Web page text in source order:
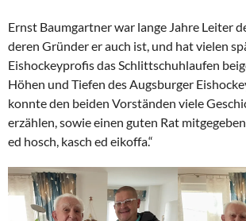
Ernst Baumgartner war lange Jahre Leiter
deren Gründer er auch ist, und hat vielen
Eishockeyprofis das Schlittschuhlaufen
Höhen und Tiefen des Augsburger
konnte den beiden Vorständen viele
erzählen, sowie einen guten Rat
ed hosch, kasch ed eikoffa.“